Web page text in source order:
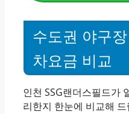
수도권 야구
차요금 비교
인천 SSG랜더스필드가
리한지 한눈에 비교해